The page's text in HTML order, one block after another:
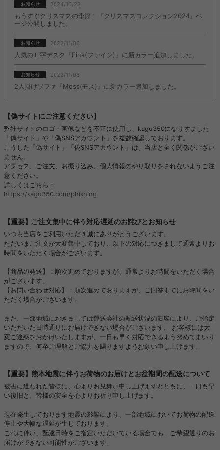
お知らせ 2024/10/23
もうすぐクリスマスの季節！『クリスマスコレクション2024』ペ
ージ公開しました。
お知らせ 2022/11/08
人気のＬ字デスク『Fine(ファイン)』に新カラー追加しました。
お知らせ 2022/11/08
2人掛けソファ『Moss(モス)』に新カラー追加しました。
【偽サイトにご注意ください】
弊社サイトのロゴ・画像などを不正に使用し、kagu350になりすました
「偽サイト」や「偽SNSアカウント」を複数確認しております。
こうした「偽サイト」「偽SNSアカウント」は、当店と全く関係がござい
ません。
アクセス、ご注文、お振り込み、個人情報のやり取りをされないようご注
意ください。
詳しくはこちら：
https://kagu350.com/phishing
【重要】ご注文集中に伴う対応遅延のお詫びとお知らせ
いつも当店をご利用いただき誠にありがとうございます。
ただいまご注文が大変集中しており、以下の対応につきまして通常よりお
時間をいただく場合がございます。
【商品の発送】：順次進めておりますが、通常よりお時間をいただく場合
がございます。
【お問い合わせ対応】：順次進めておりますが、ご回答までにお時間をい
ただく場合がございます。
また、一部地域におきましては運送会社の配送状況の影響により、ご指定
いただいた日時通りにお届けできない場合がございます。 お客様には大
変ご迷惑をおかけいたしますが、一日も早く対応できるよう努めてまいり
ますので、何卒ご理解とご協力を賜りますようお願い申し上げます。
【重要】熊本地震に伴うお荷物のお届けとお盆期間の配送について
被害に遭われた皆様に、心よりお見舞い申し上げますとともに、一日も早
い復旧と、皆様の安全を心よりお祈り申し上げます。
現在発生しております地震の影響により、一部地域においてお荷物の配送
停止や大幅な遅延が生じております。
これに伴い、配達日時をご指定いただいている場合でも、ご希望通りのお
届けができない可能性がございます。